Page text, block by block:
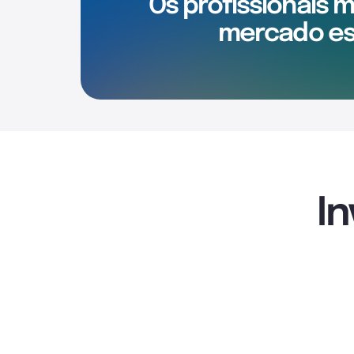
Os profissionais
mercado